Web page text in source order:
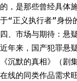
的，是那些曾经具体
于“正义执行者”身份
四、市场与期待：悬
近年来，国产犯罪悬
《沉默的真相》（剧
在线的同类作品需求